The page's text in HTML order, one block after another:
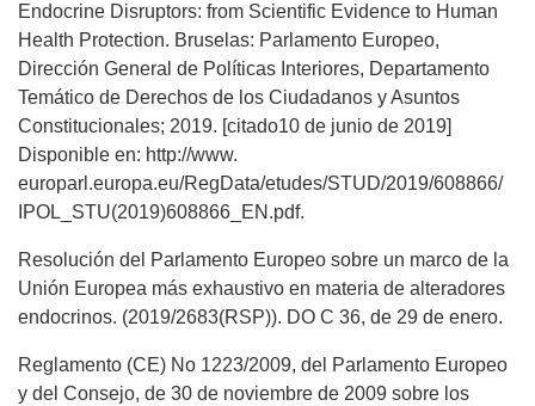
Endocrine Disruptors: from Scientific Evidence to Human
Health Protection. Bruselas: Parlamento Europeo,
Dirección General de Políticas Interiores, Departamento
Temático de Derechos de los Ciudadanos y Asuntos
Constitucionales; 2019. [citado10 de junio de 2019]
Disponible en: http://www.
europarl.europa.eu/RegData/etudes/STUD/2019/608866/
IPOL_STU(2019)608866_EN.pdf.
Resolución del Parlamento Europeo sobre un marco de la
Unión Europea más exhaustivo en materia de alteradores
endocrinos. (2019/2683(RSP)). DO C 36, de 29 de enero.
Reglamento (CE) No 1223/2009, del Parlamento Europeo
y del Consejo, de 30 de noviembre de 2009 sobre los